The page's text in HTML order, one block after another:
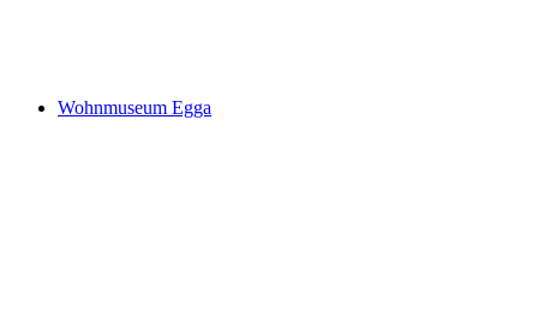
Wohnmuseum Egga